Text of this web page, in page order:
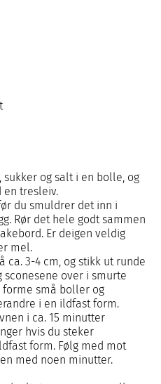
og salt i en bolle, og
en tresleiv.
du smuldrer det inn i
Rør det hele godt sammen
Er deigen veldig
mel.
ca. 3-4 cm, og stikk ut runde
sconesene over i smurte
forme små boller og
i en ildfast form.
i ca. 15 minutter
hvis du steker
form. Følg med mot
med noen minutter.